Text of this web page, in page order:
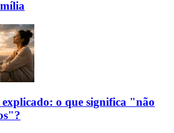
explicado: o que significa "não